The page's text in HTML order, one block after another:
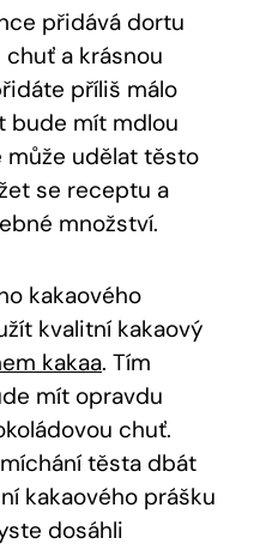
přidává dortu
a krásnou
příliš málo
bude mít mdlou
může udělat těsto
se receptu a
množství.
kakaového
kvalitní kakaový
kakaa.⁤ Tím
mít ​opravdu
chuť.
těsta dbát
⁣kakaového prášku
dosáhli